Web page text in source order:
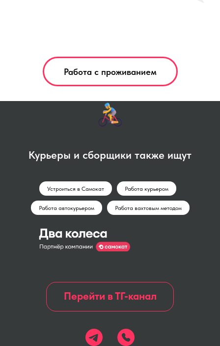
Работа с проживанием
Курьеры и сборщики также ищут
Устроиться в Самокат Работа курьером
Работа автокурьером Работа вахтовым методом
Перейти в ТГ-канал